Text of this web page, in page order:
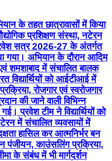
के तहत छात्रावासों में किया
प्रशिक्षण संस्था, नटेरन
सत्र 2026-27 के अंतर्गत
गया। अभियान के दौरान आदिम
एवं शमशाबाद में संचालित बालक
विद्यार्थियों को आईटीआई में
रोजगार एवं स्वरोजगार
की जाने वाली विभिन्न
प्रवेश टीम ने विद्यार्थियों को
में संचालित व्यवसायों में
हासिल कर आत्मनिर्भर बन
पंजीयन, काउंसलिंग प्रक्रिया,
के संबंध में भी मार्गदर्शन